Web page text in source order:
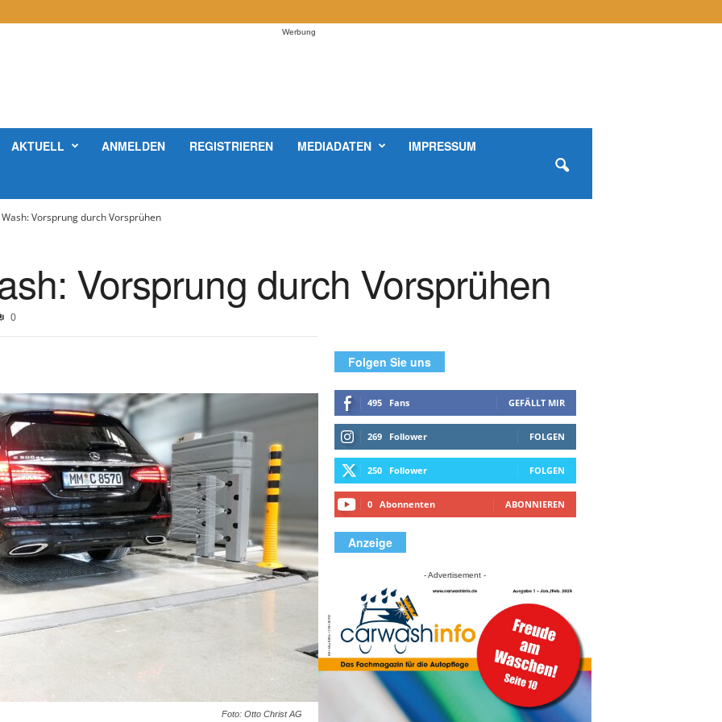
Werbung
AKTUELL ANMELDEN REGISTRIEREN MEDIADATEN IMPRESSUM
Vorsprung durch Vorsprühen
Vorsprung durch Vorsprühen
0
Foto: Otto Christ AG
Folgen Sie uns
495 Fans GEFÄLLT MIR
269 Follower FOLGEN
250 Follower FOLGEN
0 Abonnenten ABONNIEREN
Anzeige
- Advertisement -